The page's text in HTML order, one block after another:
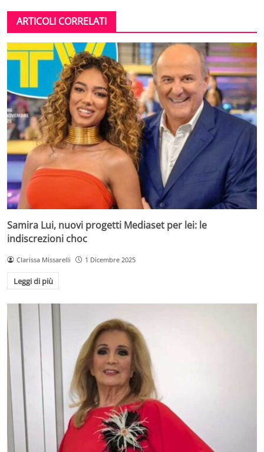
ARTICOLI CORRELATI
Samira Lui, nuovi progetti Mediaset per lei: le
indiscrezioni choc
Clarissa Missarelli 1 Dicembre 2025
Leggi di più